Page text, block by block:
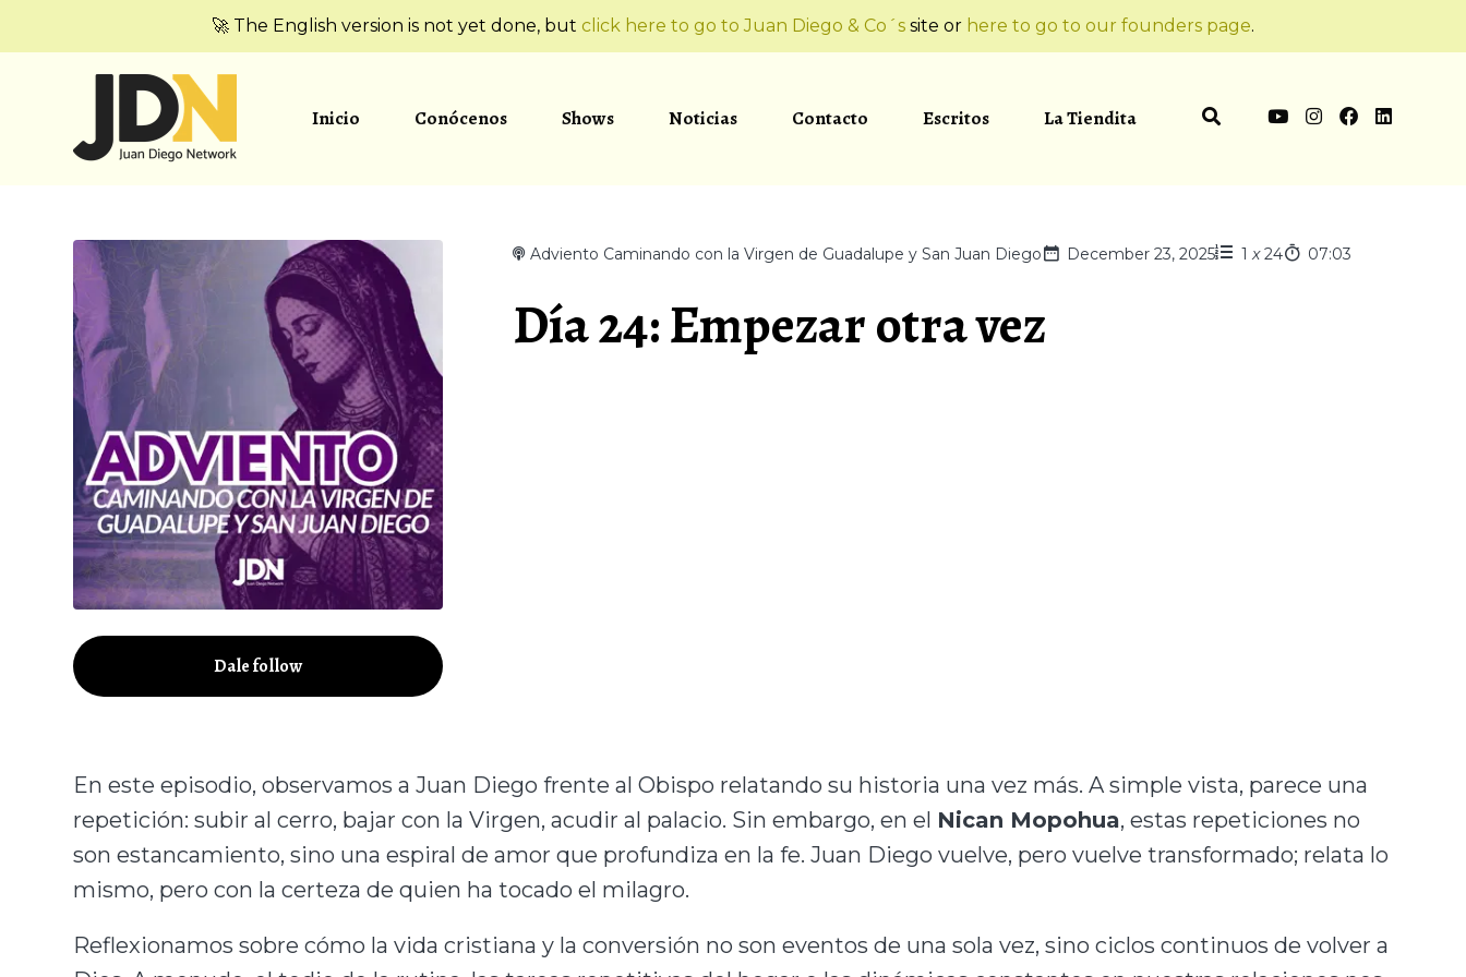
🚀 The English version is not yet done, but click here to go to Juan Diego & Co´s site or here to go to our founders page.
Inicio Conócenos Shows Noticias Contacto Escritos La Tiendita
Dale follow
Adviento Caminando con la Virgen de Guadalupe y San Juan Diego December 23, 2025 1 x 24 07:03
Día 24: Empezar otra vez
En este episodio, observamos a Juan Diego frente al Obispo relatando su historia una vez más. A simple vista, parece una
repetición: subir al cerro, bajar con la Virgen, acudir al palacio. Sin embargo, en el Nican Mopohua, estas repeticiones no
son estancamiento, sino una espiral de amor que profundiza en la fe. Juan Diego vuelve, pero vuelve transformado; relata lo
mismo, pero con la certeza de quien ha tocado el milagro.
Reflexionamos sobre cómo la vida cristiana y la conversión no son eventos de una sola vez, sino ciclos continuos de volver a